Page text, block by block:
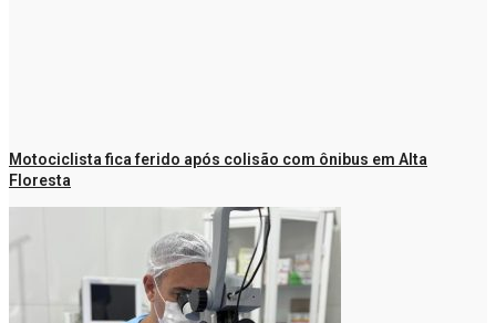
Motociclista fica ferido após colisão com ônibus em Alta
Floresta